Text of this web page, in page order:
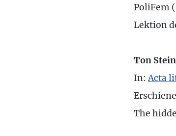
PoliFem
Lektion
Ton
In:Acta
The